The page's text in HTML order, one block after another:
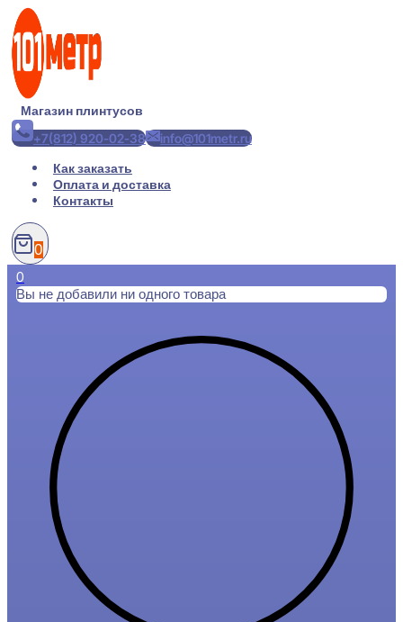
Перейти
содержимому
Магазин плинтусов
+7(812) 920-02-38
info@101metr.ru
Как заказать
Оплата и доставка
Контакты
0
0
Вы не добавили ни одного товара